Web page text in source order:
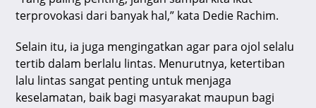
terprovokasi dari banyak hal,” kata Dedie Rachim.
Selain itu, ia juga mengingatkan agar para ojol selalu
tertib dalam berlalu lintas. Menurutnya, ketertiban
lalu lintas sangat penting untuk menjaga
keselamatan, baik bagi masyarakat maupun bagi